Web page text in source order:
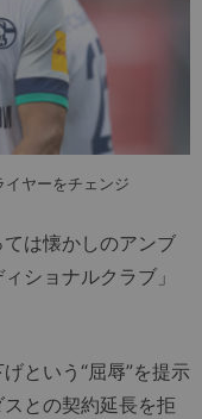
ヤーをチェンジ
は懐かしのアンブ
ショナルクラブ」
という“屈辱”を提示
との契約延長を拒